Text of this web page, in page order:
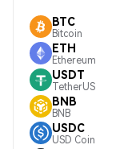
BTC
Bitcoin
ETH
Ethereum
USDT
TetherUS
BNB
BNB
USDC
USD Coin